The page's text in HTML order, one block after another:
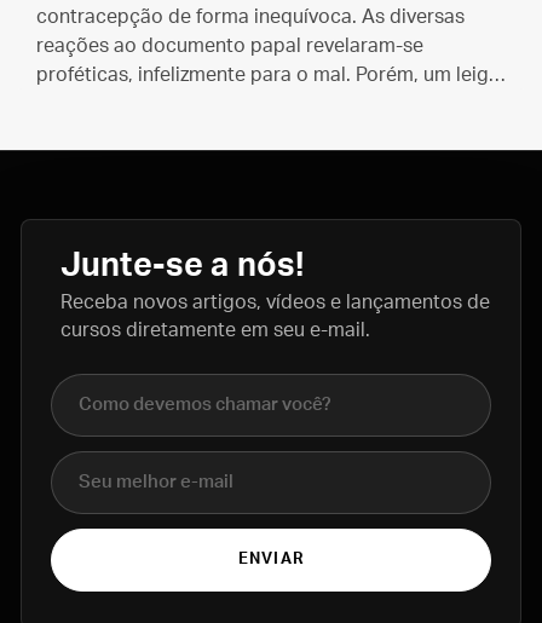
contracepção de forma inequívoca. As diversas
reações ao documento papal revelaram-se
proféticas, infelizmente para o mal. Porém, um leigo
Junte-se a nós!
Receba novos artigos, vídeos e lançamentos de
cursos diretamente em seu e-mail.
Nome completo
E-mail
ENVIAR